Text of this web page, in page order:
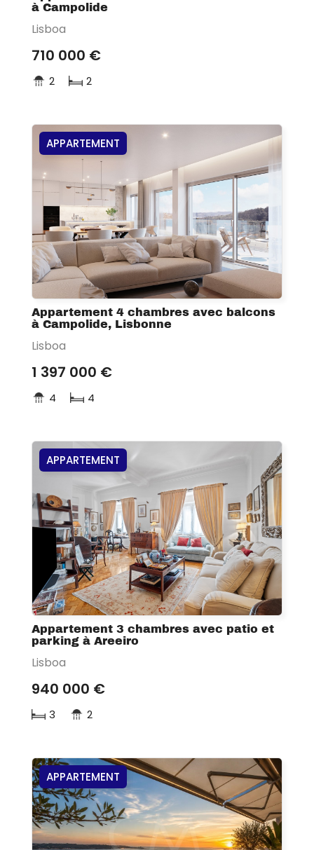
à Campolide
Lisboa
710 000 €
2 2
APPARTEMENT
Appartement 4 chambres avec balcons
à Campolide, Lisbonne
Lisboa
1 397 000 €
4 4
APPARTEMENT
Appartement 3 chambres avec patio et
parking à Areeiro
Lisboa
940 000 €
3 2
APPARTEMENT